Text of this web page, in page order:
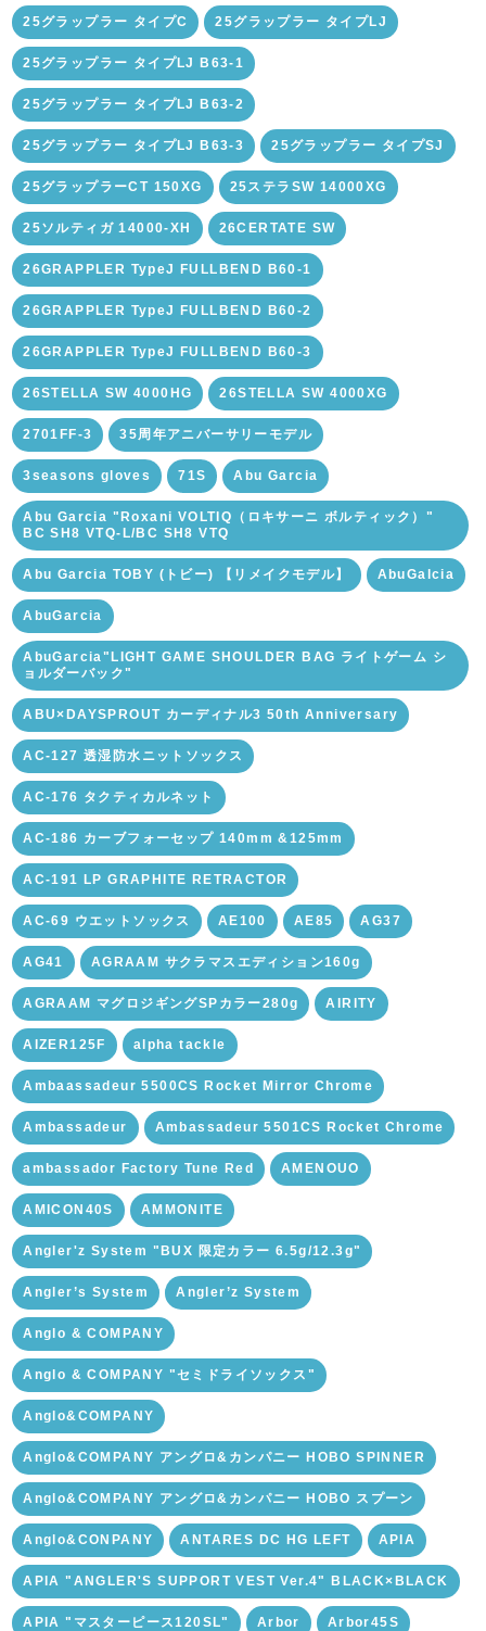
25グラップラー タイプC 25グラップラー タイプLJ
25グラップラー タイプLJ B63-1
25グラップラー タイプLJ B63-2
25グラップラー タイプLJ B63-3 25グラップラー タイプSJ
25グラップラーCT 150XG 25ステラSW 14000XG
25ソルティガ 14000-XH 26CERTATE SW
26GRAPPLER TypeJ FULLBEND B60-1
26GRAPPLER TypeJ FULLBEND B60-2
26GRAPPLER TypeJ FULLBEND B60-3
26STELLA SW 4000HG 26STELLA SW 4000XG
2701FF-3 35周年アニバーサリーモデル
3seasons gloves 71S Abu Garcia
Abu Garcia "Roxani VOLTIQ（ロキサーニ ボルティック）"
BC SH8 VTQ-L/BC SH8 VTQ
Abu Garcia TOBY (トビー) 【リメイクモデル】 AbuGalcia
AbuGarcia
AbuGarcia"LIGHT GAME SHOULDER BAG ライトゲーム シ
ョルダーバック"
ABU×DAYSPROUT カーディナル3 50th Anniversary
AC-127 透湿防水ニットソックス
AC-176 タクティカルネット
AC-186 カーブフォーセップ 140mm &125mm
AC-191 LP GRAPHITE RETRACTOR
AC-69 ウエットソックス AE100 AE85 AG37
AG41 AGRAAM サクラマスエディション160g
AGRAAM マグロジギングSPカラー280g AIRITY
AIZER125F alpha tackle
Ambaassadeur 5500CS Rocket Mirror Chrome
Ambassadeur Ambassadeur 5501CS Rocket Chrome
ambassador Factory Tune Red AMENOUO
AMICON40S AMMONITE
Angler'z System "BUX 限定カラー 6.5g/12.3g"
Angler’s System Angler’z System
Anglo & COMPANY
Anglo & COMPANY "セミドライソックス"
Anglo&COMPANY
Anglo&COMPANY アングロ&カンパニー HOBO SPINNER
Anglo&COMPANY アングロ&カンパニー HOBO スプーン
Anglo&CONPANY ANTARES DC HG LEFT APIA
APIA "ANGLER'S SUPPORT VEST Ver.4" BLACK×BLACK
APIA "マスターピース120SL" Arbor Arbor45S